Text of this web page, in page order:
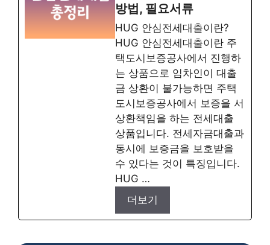
방법, 필요서류
HUG 안심전세대출이란?
HUG 안심전세대출이란 주
택도시보증공사에서 진행하
는 상품으로 임차인이 대출
금 상환이 불가능하면 주택
도시보증공사에서 보증을 서
상환책임을 하는 전세대출
상품입니다. 전세자금대출과
동시에 보증금을 보호받을
수 있다는 것이 특징입니다.
HUG …
더보기